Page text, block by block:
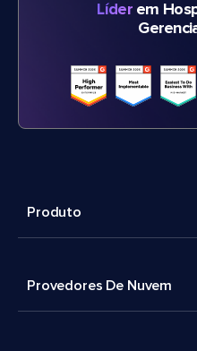
Líderem
Produto
Provedores De Nuvem